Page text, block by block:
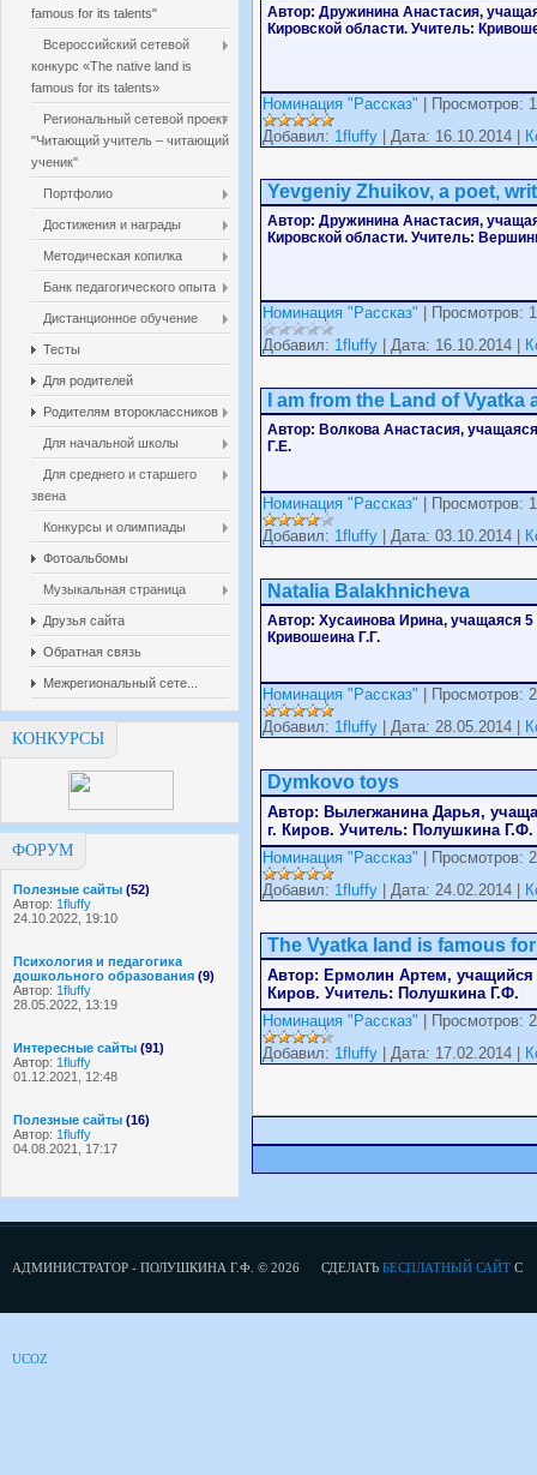
famous for its talents"
Всероссийский сетевой
конкурс «The native land is
famous for its talents»
Региональный сетевой проект
"Читающий учитель – читающий
ученик"
Портфолио
Достижения и награды
Методическая копилка
Банк педагогического опыта
Дистанционное обучение
Тесты
Для родителей
Родителям второклассников
Для начальной школы
Для среднего и старшего
звена
Конкурсы и олимпиады
Фотоальбомы
Музыкальная страница
Друзья сайта
Обратная связь
Межрегиональный сете...
КОНКУРСЫ
ФОРУМ
Полезные сайты (52)
Автор: 1fluffy
24.10.2022, 19:10
Психология и педагогика
дошкольного образования (9)
Автор: 1fluffy
28.05.2022, 13:19
Интересные сайты (91)
Автор: 1fluffy
01.12.2021, 12:48
Полезные сайты (16)
Автор: 1fluffy
04.08.2021, 17:17
Автор: Дружинина Анастасия,
Кировской области. Учитель:
Номинация "Рассказ" | Просмотров:
Добавил: 1fluffy | Дата: 16.10.2014 |
Yevgeniy Zhuikov, a poet,
Автор: Дружинина Анастасия,
Кировской области. Учитель:
Номинация "Рассказ" | Просмотров:
Добавил: 1fluffy | Дата: 16.10.2014 |
I am from the Land of Vyatka
Автор: Волкова Анастасия,
Г.Е.
Номинация "Рассказ" | Просмотров:
Добавил: 1fluffy | Дата: 03.10.2014 |
Natalia Balakhnicheva
Автор: Хусаинова Ирина, учащаяся
Кривошеина Г.Г.
Номинация "Рассказ" | Просмотров:
Добавил: 1fluffy | Дата: 28.05.2014 |
Dymkovo toys
Автор: Вылегжанина Дарья,
г. Киров. Учитель: Полушкина Г.Ф.
Номинация "Рассказ" | Просмотров:
Добавил: 1fluffy | Дата: 24.02.2014 |
The Vyatka land is famous
Автор: Ермолин Артем, учащийся
Киров. Учитель: Полушкина Г.Ф.
Номинация "Рассказ" | Просмотров:
Добавил: 1fluffy | Дата: 17.02.2014 |
АДМИНИСТРАТОР - ПОЛУШКИНА Г.Ф. © 2026 СДЕЛАТЬ БЕСПЛАТНЫЙ САЙТ С
UCOZ